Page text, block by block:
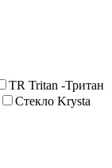
TR Tritan -Тритан
Стекло Krysta